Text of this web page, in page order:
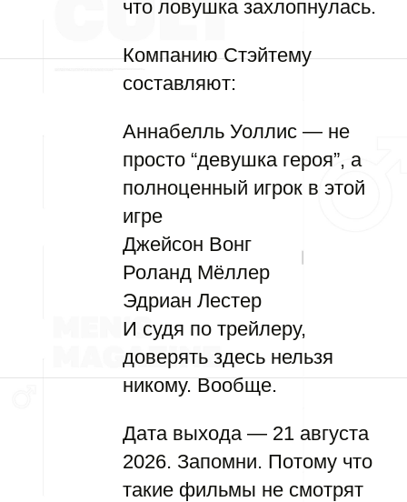
что ловушка захлопнулась.
Компанию Стэйтему
составляют:
Аннабелль Уоллис — не
просто “девушка героя”, а
полноценный игрок в этой
игре
Джейсон Вонг
Роланд Мёллер
Эдриан Лестер
И судя по трейлеру,
доверять здесь нельзя
никому. Вообще.
Дата выхода — 21 августа
2026. Запомни. Потому что
такие фильмы не смотрят